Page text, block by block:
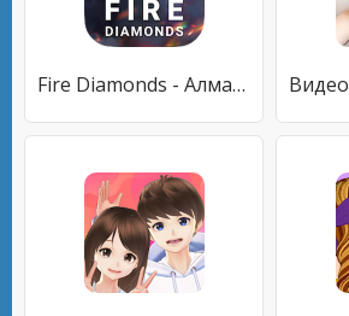
Fire Diamonds - Алмазы бесплатно